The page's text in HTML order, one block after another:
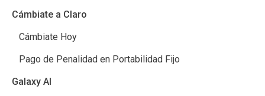
Cámbiate a Claro
Cámbiate Hoy
Pago de Penalidad en Portabilidad Fijo
Galaxy AI